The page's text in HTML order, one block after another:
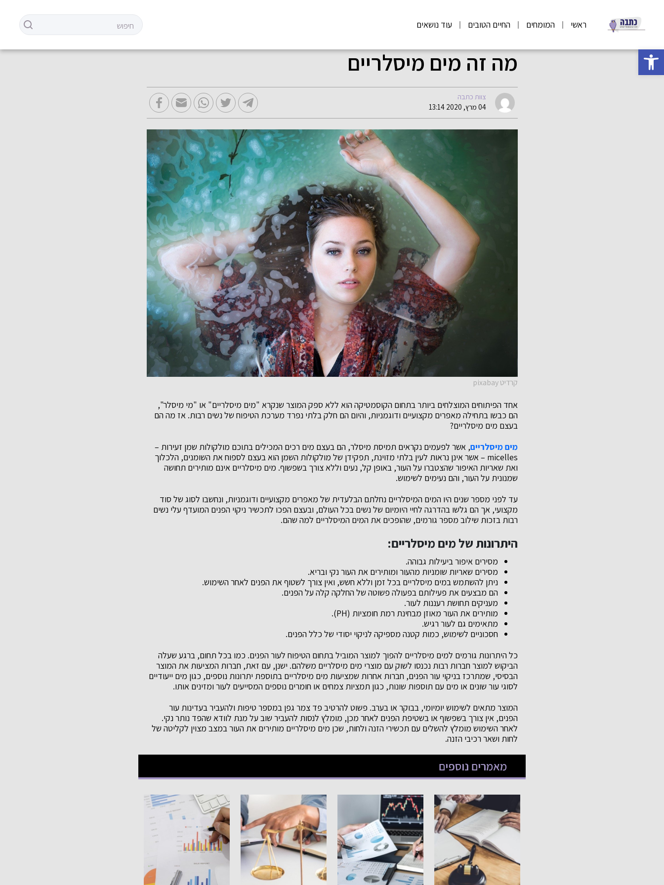
פתח סרגל נגישות
ראשי המומחים החיים הטובים עוד נושאים
מה זה מים מיסלריים
צוות כתבה
04 מרץ, 2020 13:14
קרדיט pixabay
אחד הפיתוחים המוצלחים ביותר בתחום הקוסמטיקה הוא ללא ספק המוצר שנקרא "מים מיסלריים" או "מי מיסלר",
הם כבשו בתחילה מאפרים מקצועיים ודוגמניות, והיום הם חלק בלתי נפרד מערכת הטיפוח של נשים רבות. אז מה הם
בעצם מים מיסלריים?
מים מיסלריים, אשר לפעמים נקראים תמיסת מיסלר, הם בעצם מים רכים המכילים בתוכם מולקולות שמן זעירות –
micelles – אשר אינן נראות לעין בלתי מזוינת, תפקידן של מולקולות השמן הוא בעצם לספוח את השומנים, הלכלוך
ואת שאריות האיפור שהצטברו על העור, באופן קל, נעים וללא צורך בשפשוף. מים מיסלריים אינם מותירים תחושה
שמנונית על העור, והם נעימים לשימוש.
עד לפני מספר שנים היו המים המיסלריים נחלתם הבלעדית של מאפרים מקצועיים ודוגמניות, ונחשבו לסוג של סוד
מקצועי, אך הם גלשו בהדרגה לחיי היומיום של נשים בכל העולם, ובעצם הפכו לתכשיר ניקוי הפנים המועדף עלי נשים
רבות בזכות שילוב מספר גורמים, שהופכים את המים המיסלריים למה שהם.
היתרונות של מים מיסלריים:
מסירים איפור ביעילות גבוהה.
מסירים שאריות שומניות מהעור ומותירים את העור נקי ובריא.
ניתן להשתמש במים מיסלריים בכל זמן וללא חשש, ואין צורך לשטוף את הפנים לאחר השימוש.
הם מבצעים את פעילותם בפעולה פשוטה של החלקה קלה על הפנים.
מעניקים תחושת רעננות לעור.
מותירים את העור מאוזן מבחינת רמת חומציות (PH).
מתאימים גם לעור רגיש.
חסכוניים לשימוש, כמות קטנה מספיקה לניקוי יסודי של כלל הפנים.
כל היתרונות גורמים למים מיסלריים להפוך למוצר המוביל בתחום הטיפוח לעור הפנים. כמו בכל תחום, ברגע שעלה
הביקוש למוצר חברות רבות נכנסו לשוק עם מוצרי מים מיסלריים משלהם. ישנן, עם זאת, חברות המציעות את המוצר
הבסיסי, שמתרכז בניקוי עור הפנים, חברות אחרות שמציעות מים מיסלריים בתוספת יתרונות נוספים, כגון מים ייעודיים
לסוגי עור שונים או מים עם תוספות שונות, כגון תמציות צמחים או חומרים נוספים המסייעים לעור ומזינים אותו.
המוצר מתאים לשימוש יומיומי, בבוקר או בערב. פשוט להרטיב פד צמר גפן במספר טיפות ולהעביר בעדינות עור
הפנים, אין צורך בשפשוף או בשטיפת הפנים לאחר מכן, מומלץ לנסות להעביר שוב על מנת לוודא שהפד נותר נקי.
לאחר השימוש מומלץ להשלים עם תכשירי הזנה ולחות, שכן מים מיסלריים מותירים את העור במצב מצוין לקליטה של
לחות ושאר רכיבי הזנה.
מאמרים נוספים